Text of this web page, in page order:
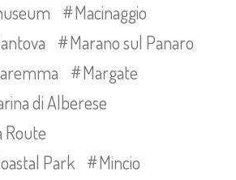
Macinaggio
Marano sul Panaro
Margate
di Alberese
Route
Park
Mincio